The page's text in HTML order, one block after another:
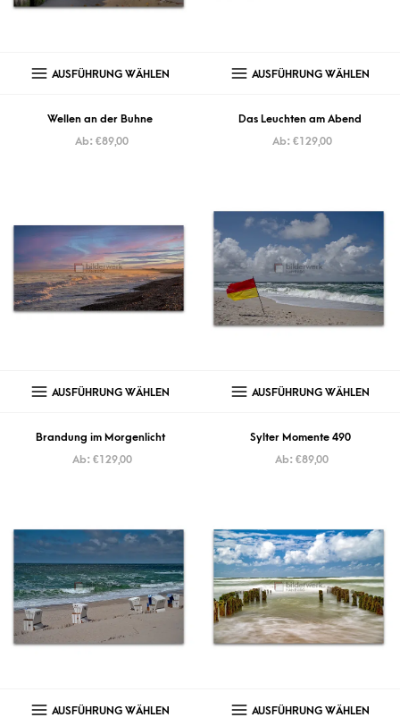
AUSFÜHRUNG WÄHLEN
Wellen an der Buhne
Ab: €89,00
AUSFÜHRUNG WÄHLEN
Das Leuchten am Abend
Ab: €129,00
AUSFÜHRUNG WÄHLEN
Brandung im Morgenlicht
Ab: €129,00
AUSFÜHRUNG WÄHLEN
Sylter Momente 490
Ab: €89,00
AUSFÜHRUNG WÄHLEN AUSFÜHRUNG WÄHLEN